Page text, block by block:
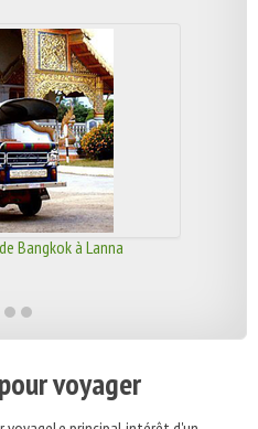
Bangkok à Lanna
voyager